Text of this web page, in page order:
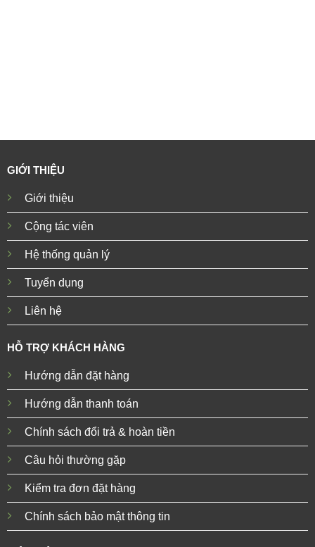
GIỚI THIỆU
Giới thiệu
Cộng tác viên
Hệ thống quản lý
Tuyển dụng
Liên hệ
HỖ TRỢ KHÁCH HÀNG
Hướng dẫn đặt hàng
Hướng dẫn thanh toán
Chính sách đổi trả & hoàn tiền
Câu hỏi thường gặp
Kiểm tra đơn đặt hàng
Chính sách bảo mật thông tin